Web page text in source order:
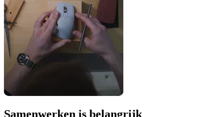
Samenwerken is belangrijk